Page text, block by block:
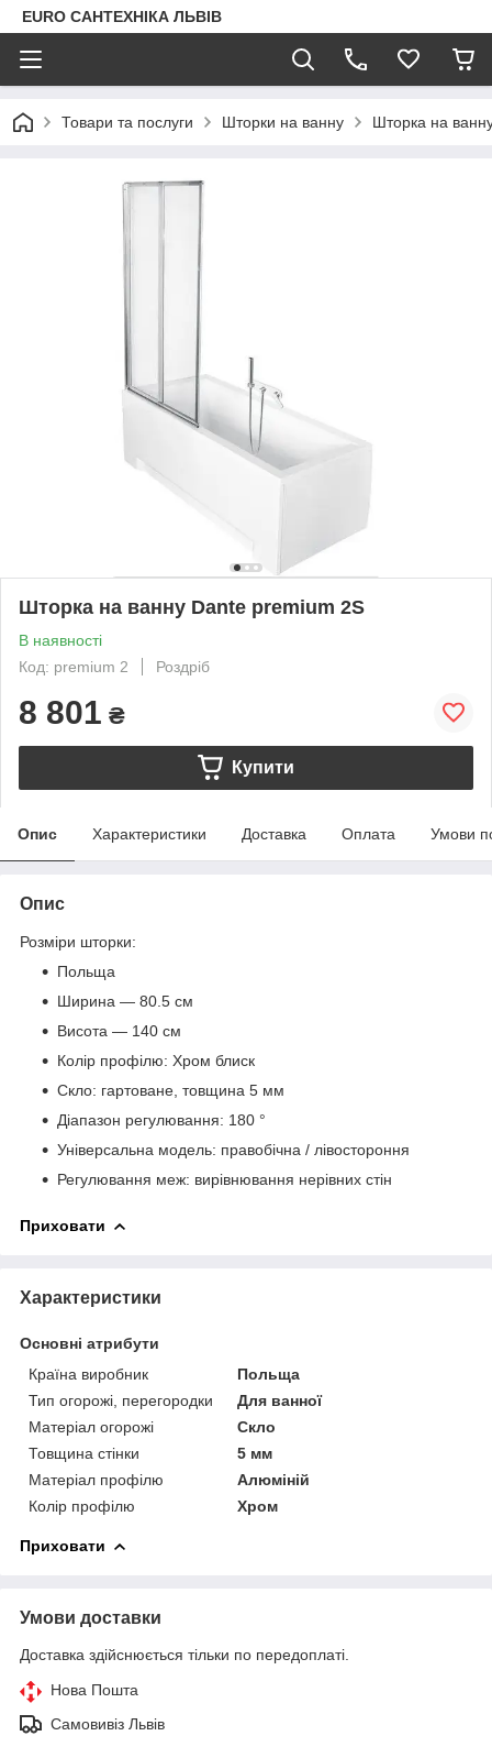
EURO САНТЕХНІКА ЛЬВІВ
Товари та послуги Шторки на ванну Шторка на
Шторка на ванну Dante premium 2S
В наявності
Код: premium 2
Роздріб
8 801 ₴
Купити
Опис Характеристики Доставка Оплата Умови
Опис
Розміри шторки:
Польща
Ширина ― 80.5 см
Висота ― 140 см
Колір профілю: Хром блиск
Скло: гартоване, товщина 5 мм
Діапазон регулювання: 180 °
Універсальна модель: правобічна / лівостороння
Регулювання меж: вирівнювання нерівних стін
Приховати
Характеристики
Основні атрибути
Країна виробник
Польща
Тип огорожі, перегородки
Для ванної
Матеріал огорожі
Скло
Товщина стінки
5 мм
Матеріал профілю
Алюміній
Колір профілю
Хром
Приховати
Умови доставки
Доставка здійснюється тільки по передоплаті.
Нова Пошта
Самовивіз Львів